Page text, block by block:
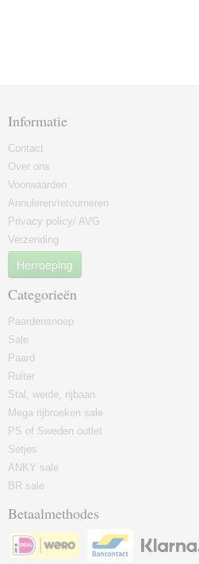
Informatie
Contact
Over ons
Voorwaarden
Annuleren/retourneren
Privacy policy/ AVG
Verzending
Herroeping
Categorieën
Paardensnoep
Sale
Paard
Ruiter
Stal, weide, rijbaan
Mega rijbroeken sale
PS of Sweden outlet
Setjes
ANKY sale
BR sale
Betaalmethodes